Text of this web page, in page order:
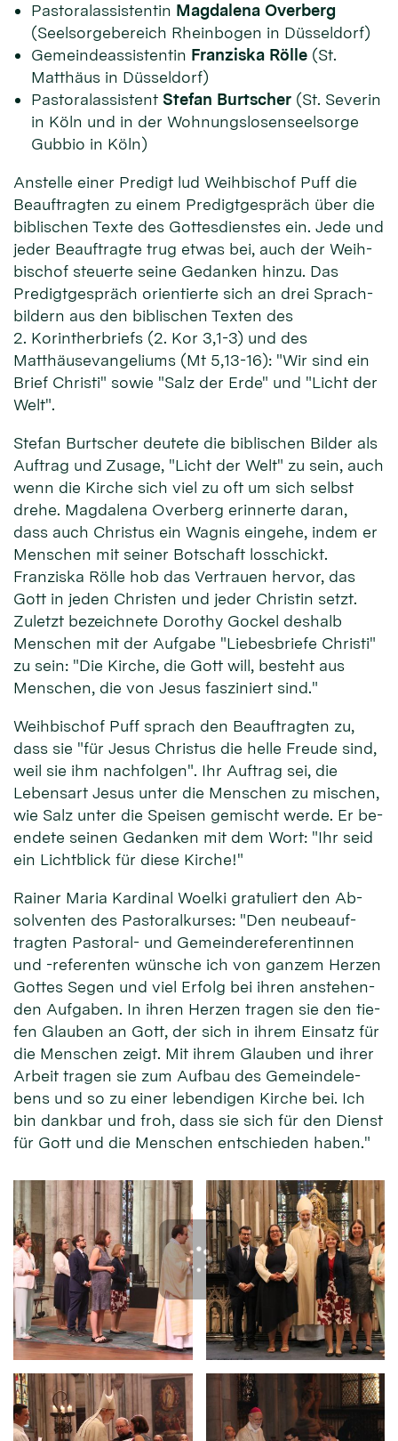
Pastoralassistentin Magdalena Overberg
(Seelsorgebereich Rheinbogen in Düsseldorf)
Gemeindeassistentin Franziska Rölle (St.
Matthäus in Düsseldorf)
Pastoralassistent Stefan Burtscher (St. Severin
in Köln und in der Wohnungslosenseelsorge
Gubbio in Köln)
An­stelle einer Pre­digt lud Weih­bischof Puff die
Beauf­trag­ten zu einem Predigt­ge­spräch über die
bib­lischen Tex­te des Gottes­dienstes ein. Je­de und
je­der Beauf­trag­te trug et­was bei, auch der Weih­
bischof steuer­te sei­ne Ge­dan­ken hin­zu. Das
Predigt­ge­spräch orien­tier­te sich an drei Sprach­
bil­dern aus den bib­lischen Tex­ten des
2. Korinther­briefs (2. Kor 3,1-3) und des
Matthäus­evan­ge­liums (Mt 5,13-16): "Wir sind ein
Brief Chris­ti" so­wie "Salz der Erde" und "Licht der
Welt".
Stefan Burt­scher deu­tete die bib­lischen Bil­der als
Auf­trag und Zu­sage, "Licht der Welt" zu sein, auch
wenn die Kir­che sich viel zu oft um sich selbst
dre­he. Magda­lena Over­berg er­inner­te daran,
dass auch Christus ein Wag­nis ein­gehe, in­dem er
Men­schen mit sei­ner Bot­schaft los­schickt.
Franziska Rölle hob das Ver­trauen her­vor, das
Gott in je­den Christen und je­der Christin setzt.
Zu­letzt be­zeichne­te Do­rothy Gockel des­halb
Men­schen mit der Auf­gabe "Liebesbriefe Christi"
zu sein: "Die Kir­che, die Gott will, be­steht aus
Men­schen, die von Je­sus fas­ziniert sind."
Weih­bischof Puff sprach den Be­auf­trag­ten zu,
dass sie "für Je­sus Chris­tus die hel­le Freu­de sind,
weil sie ihm nach­folgen". Ihr Auf­trag sei, die
Lebens­art Jesus unter die Men­schen zu mischen,
wie Salz unter die Spei­sen ge­mischt werde. Er be­
endete seinen Ge­dan­ken mit dem Wort: "Ihr seid
ein Licht­blick für die­se Kirche!"
Rainer Maria Kardi­nal Woel­ki gra­tuliert den Ab­
solven­ten des Pastoral­kurses: "Den neu­beauf­
tragten Pas­toral- und Gemeinde­referen­tin­nen
und -referen­ten wün­sche ich von gan­zem Her­zen
Got­tes Se­gen und viel Er­folg bei ih­ren an­stehen­
den Auf­ga­ben. In ihren Her­zen tra­gen sie den tie­
fen Glau­ben an Gott, der sich in ih­rem Ein­satz für
die Men­schen zeigt. Mit ih­rem Glau­ben und ih­rer
Ar­beit tra­gen sie zum Auf­bau des Ge­meinde­le­
bens und so zu einer le­ben­digen Kir­che bei. Ich
bin dank­bar und froh, dass sie sich für den Dienst
für Gott und die Men­schen entschieden haben."